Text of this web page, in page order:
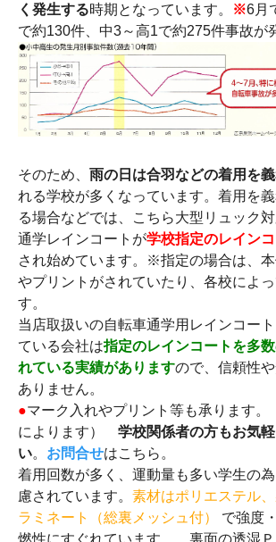
く発生する時期となっています。 ※6月
で約130件、中3～高1で約275件事故が
そのため、 雨の日は合羽などの着用を
れる学校が多くなっています。着用を
る場合などでは、こちら大型リュック
通学レインコートが学校指定のレインコ
され始めています。※指定の場合は、
やプリントがされていたり、各校によ
す。
当店取扱いの自転車通学用レインコー
ている会社は指定のレインコートを多
れている実績がありますので、信頼性
ありません。
●マーク入れやプリント等も承ります。
によります） 学校関係者の方もお気
い。 お問合せはこちら。
着用回数が多く、運動量も多い学生の
慮されています。 素材はポリエステル
ラミネート（総裏メッシュ付）
で強度
燃性にすぐれています。 裏面の透湿Ｐ